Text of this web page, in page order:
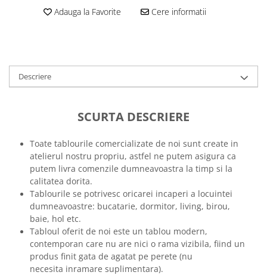
Tricouri ski
Tricouri cadou 30 ani
Tricouri cadou 40 ani
Tricouri cadou 60 ani
Tricouri motociclisti
Tricouri enduro
Tricouri offroad
Tricouri biciclisti
Tricouri biciclisti
Tricouri biciclisti MTB
Tricouri biciclisti BMX
Tricouri biciclisti downhill
Adauga la Favorite Cere informatii
Descriere
SCURTA DESCRIERE
Toate tablourile comercializate de noi sunt create in
atelierul nostru propriu, astfel ne putem asigura ca
putem livra comenzile dumneavoastra la timp si la
calitatea dorita.
Tablourile se potrivesc oricarei incaperi a locuintei
dumneavoastre: bucatarie, dormitor, living, birou,
baie, hol etc.
Tabloul oferit de noi este un tablou modern,
contemporan care nu are nici o rama vizibila, fiind un
produs finit gata de agatat pe perete (nu
necesita inramare suplimentara).